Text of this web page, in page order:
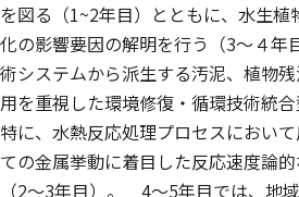
を図る（1~2年目）とともに、水生
化の影響要因の解明を行う（3〜４年
術システムから派生する汚泥、植物
用を重視した環境修復・循環技術統合
特に、水熱反応処理プロセスにおい
ての金属挙動に着目した反応速度論
（2〜3年目）。 4〜5年目では、地